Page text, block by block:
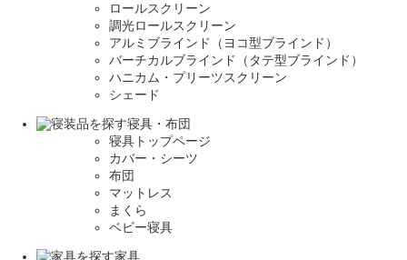
ロールスクリーン
調光ロールスクリーン
アルミブラインド（ヨコ型ブラインド）
バーチカルブラインド（タテ型ブラインド）
ハニカム・プリーツスクリーン
シェード
寝具・布団
寝具トップページ
カバー・シーツ
布団
マットレス
まくら
ベビー寝具
家具